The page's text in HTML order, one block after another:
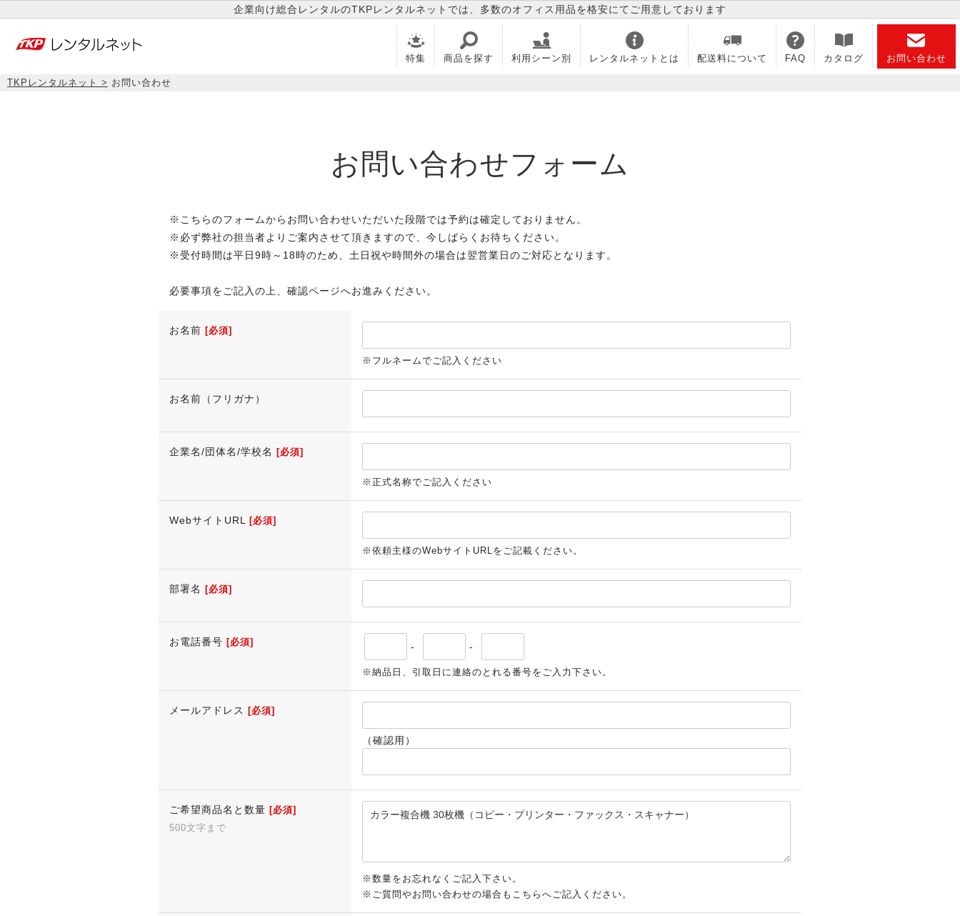
企業向け総合レンタルのTKPレンタルネットでは、多数のオフィス用品を格安にてご用意しております
特集 商品を探す 利用シーン別 レンタルネットとは 配送料について FAQ カタログ お問い合わせ
TKPレンタルネット お問い合わせ
お問い合わせフォーム
※こちらのフォームからお問い合わせいただいた段階では予約は確定しておりません。
※必ず弊社の担当者よりご案内させて頂きますので、今しばらくお待ちください。
※受付時間は平日9時～18時のため、土日祝や時間外の場合は翌営業日のご対応となります。
必要事項をご記入の上、確認ページへお進みください。
お名前 [必須]
※フルネームでご記入ください
お名前（フリガナ）
企業名/団体名/学校名 [必須]
※正式名称でご記入ください
WebサイトURL [必須]
※依頼主様のWebサイトURLをご記載ください。
部署名 [必須]
お電話番号 [必須] - -
※納品日、引取日に連絡のとれる番号をご入力下さい。
メールアドレス [必須]
（確認用）
ご希望商品名と数量 [必須]
500文字まで
※数量をお忘れなくご記入下さい。
※ご質問やお問い合わせの場合もこちらへご記入ください。